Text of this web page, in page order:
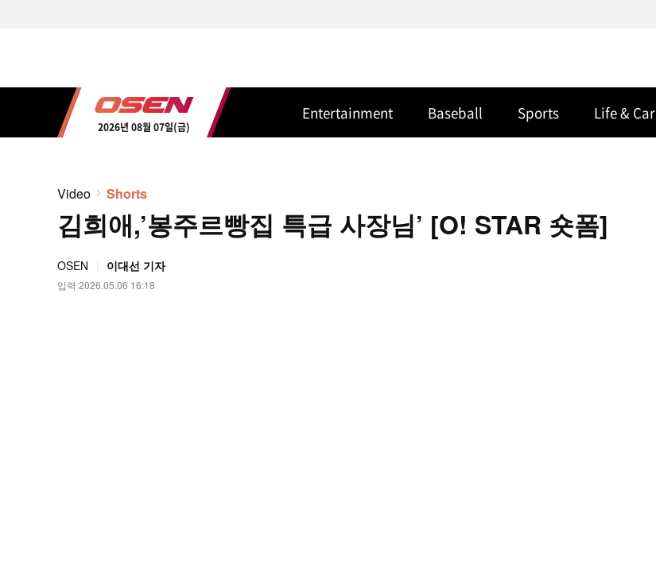
2026년 08월 07일(금)
Entertainment Baseball Sports Life & Car
Video Shorts
김희애,’봉주르빵집 특급 사장님’ [O! STAR 숏폼]
OSEN 이대선 기자
입력 2026.05.06 16:18